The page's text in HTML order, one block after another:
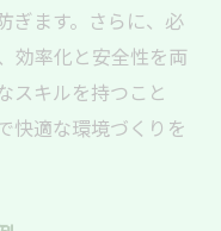
ぎます。さらに、必
効率化と安全性を両
スキルを持つこと
快適な環境づくりを